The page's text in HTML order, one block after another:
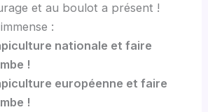
et au boulot a présent !
:
nationale et faire
!
européenne et faire
!